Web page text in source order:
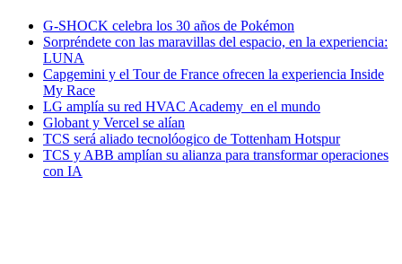
G-SHOCK celebra los 30 años de Pokémon
Sorpréndete con las maravillas del espacio, en la experiencia:
LUNA
Capgemini y el Tour de France ofrecen la experiencia Inside
My Race
LG amplía su red HVAC Academy en el mundo
Globant y Vercel se alían
TCS será aliado tecnolóogico de Tottenham Hotspur
TCS y ABB amplían su alianza para transformar operaciones
con IA